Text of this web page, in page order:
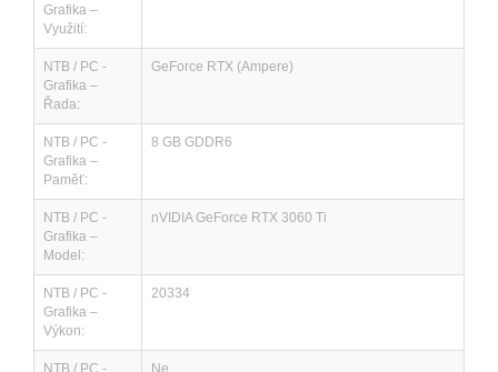
Grafika –
Využití:
NTB / PC -
Grafika –
Řada:
GeForce RTX (Ampere)
NTB / PC -
Grafika –
Paměť:
8 GB GDDR6
NTB / PC -
Grafika –
Model:
nVIDIA GeForce RTX 3060 Ti
NTB / PC -
Grafika –
Výkon:
20334
NTB / PC -
Ne